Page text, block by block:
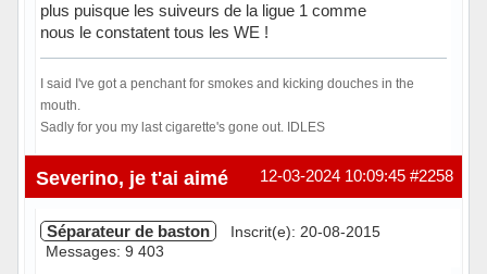
plus puisque les suiveurs de la ligue 1 comme
nous le constatent tous les WE !
I said I've got a penchant for smokes and kicking douches in the
mouth.
Sadly for you my last cigarette's gone out. IDLES
Hors ligne #2258
12-03-2024 10:09:45
Severino, je t'ai aimé
Séparateur de baston
Inscrit(e): 20-08-2015
Messages: 9 403